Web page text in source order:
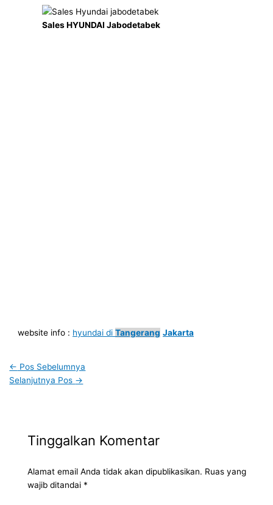
Sales HYUNDAI Jabodetabek
website info : hyundai diTangerang Jakarta
← Pos Sebelumnya
Selanjutnya Pos →
Tinggalkan Komentar
Alamat email Anda tidak akan dipublikasikan. Ruas yang
wajib ditandai *